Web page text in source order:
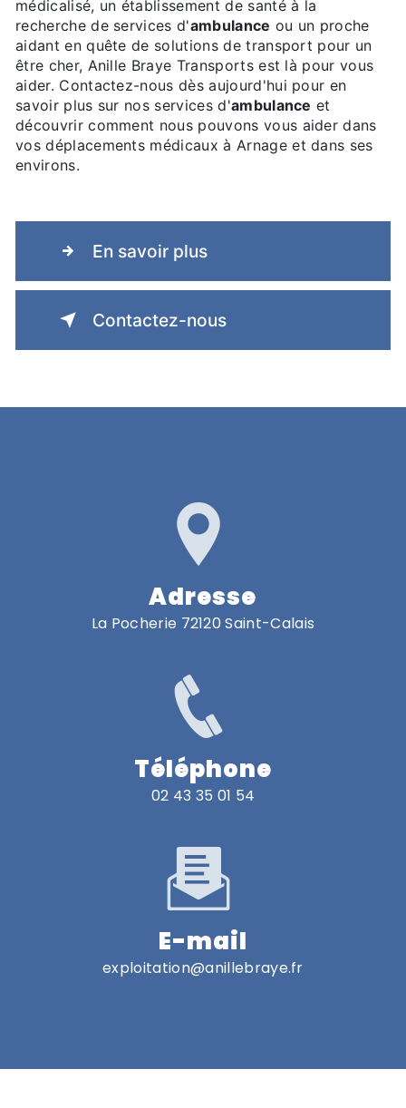
médicalisé, un établissement de santé à la
recherche de services d'ambulance ou un proche
aidant en quête de solutions de transport pour un
être cher, Anille Braye Transports est là pour vous
aider. Contactez-nous dès aujourd'hui pour en
savoir plus sur nos services d'ambulance et
découvrir comment nous pouvons vous aider dans
vos déplacements médicaux à Arnage et dans ses
environs.
En savoir plus
Contactez-nous
Adresse
La Pocherie 72120 Saint-Calais
Téléphone
02 43 35 01 54
E-mail
exploitation@anillebraye.fr